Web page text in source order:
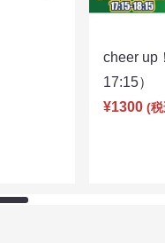
cheer up
17:15）
¥1300 (